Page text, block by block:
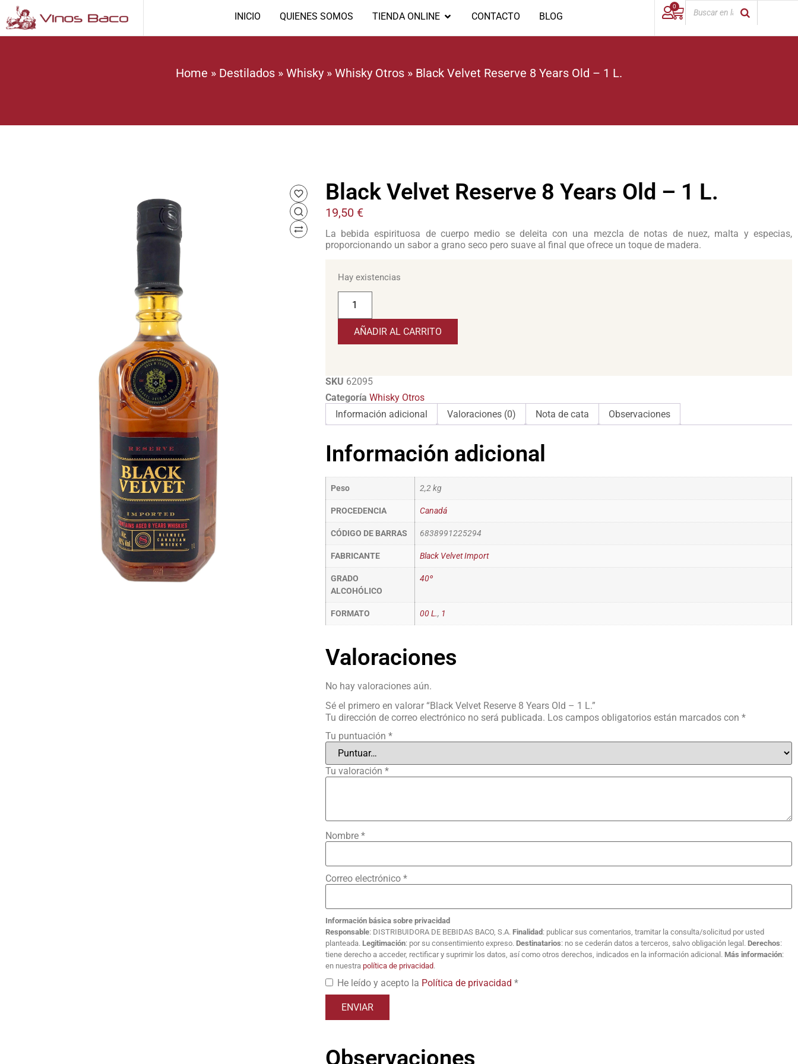
INICIO QUIENES SOMOS TIENDA ONLINE CONTACTO BLOG
0
Home » Destilados » Whisky » Whisky Otros » Black Velvet Reserve 8 Years Old – 1 L.
Black Velvet Reserve 8 Years Old – 1 L.
19,50 €
La bebida espirituosa de cuerpo medio se deleita con una mezcla de notas de nuez, malta y especias,
proporcionando un sabor a grano seco pero suave al final que ofrece un toque de madera.
Hay existencias
AÑADIR AL CARRITO
SKU 62095
Categoría Whisky Otros
Información adicional
Valoraciones (0) Nota de cata Observaciones
Información adicional
Peso 2,2 kg
PROCEDENCIA Canadá
CÓDIGO DE BARRAS 6838991225294
FABRICANTE Black Velvet Import
GRADO
ALCOHÓLICO
40º
FORMATO 00 L., 1
Valoraciones
No hay valoraciones aún.
Sé el primero en valorar “Black Velvet Reserve 8 Years Old – 1 L.”
Tu dirección de correo electrónico no será publicada. Los campos obligatorios están marcados con *
Tu puntuación *
Tu valoración *
Nombre *
Correo electrónico *
Información básica sobre privacidad
Responsable: DISTRIBUIDORA DE BEBIDAS BACO, S.A. Finalidad : publicar sus comentarios, tramitar la consulta/solicitud por usted
planteada. Legitimación: por su consentimiento expreso. Destinatarios: no se cederán datos a terceros, salvo obligación legal. Derechos:
tiene derecho a acceder, rectificar y suprimir los datos, así como otros derechos, indicados en la información adicional. Más información:
en nuestra política de privacidad.
He leído y acepto la Política de privacidad *
Observaciones